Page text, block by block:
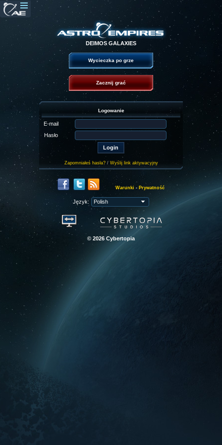
DEIMOS GALAXIES
Wycieczka po grze
Zacznij grać
Logowanie
E-mail
Hasło
Zapomniałeś hasła?/ Wyślij link aktywacyjny
Warunki - Prywatność
Język:
© 2026 Cybertopia